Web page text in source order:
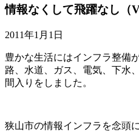
情報なくして飛躍なし
2011年1月1日
豊かな生活にはインフラ整備
路、水道、ガス、電気、下水
間入りをしました。
狭山市の情報インフラを念頭